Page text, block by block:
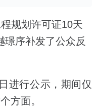
规划许可证10天
璟序补发了公众反
进行公示，期间仅
方面。